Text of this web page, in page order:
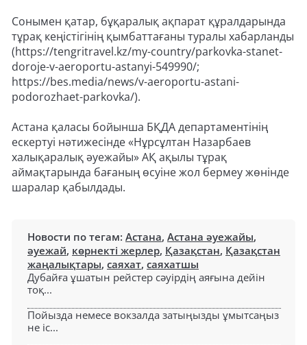
Сонымен қатар, бұқаралық ақпарат құралдарында
тұрақ кеңістігінің қымбаттағаны туралы хабарланды
(https://tengritravel.kz/my-country/parkovka-stanet-
doroje-v-aeroportu-astanyi-549990/;
https://bes.media/news/v-aeroportu-astani-
podorozhaet-parkovka/).
Астана қаласы бойынша БҚДА департаментінің
ескертуі нәтижесінде «Нұрсұлтан Назарбаев
халықаралық әуежайы» АҚ ақылы тұрақ
аймақтарында бағаның өсуіне жол бермеу жөнінде
шаралар қабылдады.
Новости по тегам: Астана, Астана әуежайы,
әуежай, көрнекті жерлер, Қазақстан, Қазақстан
жаңалықтары, саяхат, саяхатшы
Дубайға ұшатын рейстер сәуірдің аяғына дейін
тоқ...
Пойызда немесе вокзалда затыңызды ұмытсаңыз
не іс...